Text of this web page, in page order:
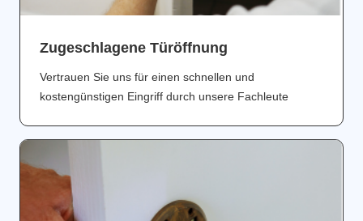
Zugeschlagene Türöffnung
Vertrauen Sie uns für einen schnellen und
kostengünstigen Eingriff durch unsere Fachleute